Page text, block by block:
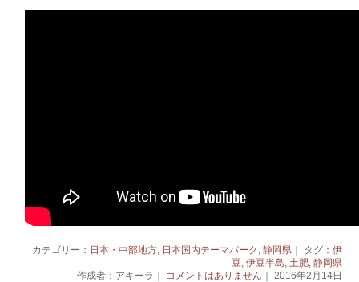
カテゴリー： 日本・中部地方, 日本国内テーマパーク 静岡県 ｜ タグ： 伊
豆 伊豆半島 土肥, 静岡県
作成者：アキーラ｜
コメントはありません ｜ 2016年2月14日